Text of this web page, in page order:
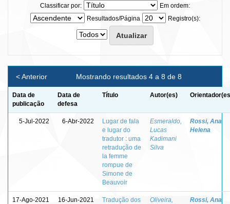
Classificar por:
Em ordem:
Resultados/Página
Registro(s):
Mostrando resultados 4 a 8 de 8
< Anterior
Data de
publicação
Data de
defesa
Título Autor(es)
5-Jul-2022 6-Abr-2022
Lugar de fala
e lugar do
tradutor : uma
retradução de
la femme
rompue de
Simone de
Beauvoir
Esmeraldo,
Lucas
Kadimani
Silva
Rossi, Ana
Helena
17-Ago-2021 16-Jun-2021
Tradução dos
Oliveira,
Rossi, Ana